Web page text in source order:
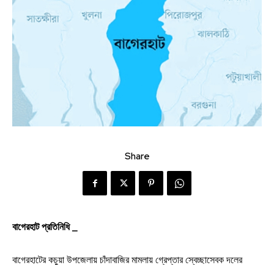
Share
বাগেরহাট প্রতিনিধি _
বাগেরহাটের কচুয়া উপজেলায় চাঁদাবাজির মামলায় গ্রেপ্তার স্বেচ্ছাসেবক দলের